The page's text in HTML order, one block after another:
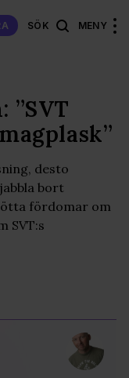
SÖK MENY
”SVT
desto
bort
fördomar om
SVT:s